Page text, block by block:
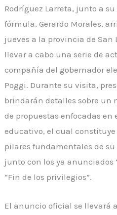
Rodríguez Larreta, junto a
fórmula, Gerardo Morales,
jueves a la provincia de San
llevar a cabo una serie de
compañía del gobernador
Poggi. Durante su visita,
brindarán detalles sobre un
de propuestas enfocadas en
educativo, el cual constituye
pilares fundamentales de
junto con los ya anunciados
“Fin de los privilegios”.
El anuncio oficial se llevará